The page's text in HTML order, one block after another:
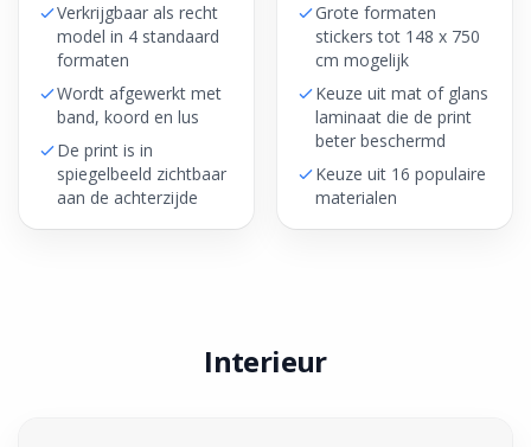
Verkrijgbaar als recht
model in 4 standaard
formaten
Wordt afgewerkt met
band, koord en lus
De print is in
spiegelbeeld zichtbaar
aan de achterzijde
Grote formaten
stickers tot 148 x 750
cm mogelijk
Keuze uit mat of glans
laminaat die de print
beter beschermd
Keuze uit 16 populaire
materialen
Interieur